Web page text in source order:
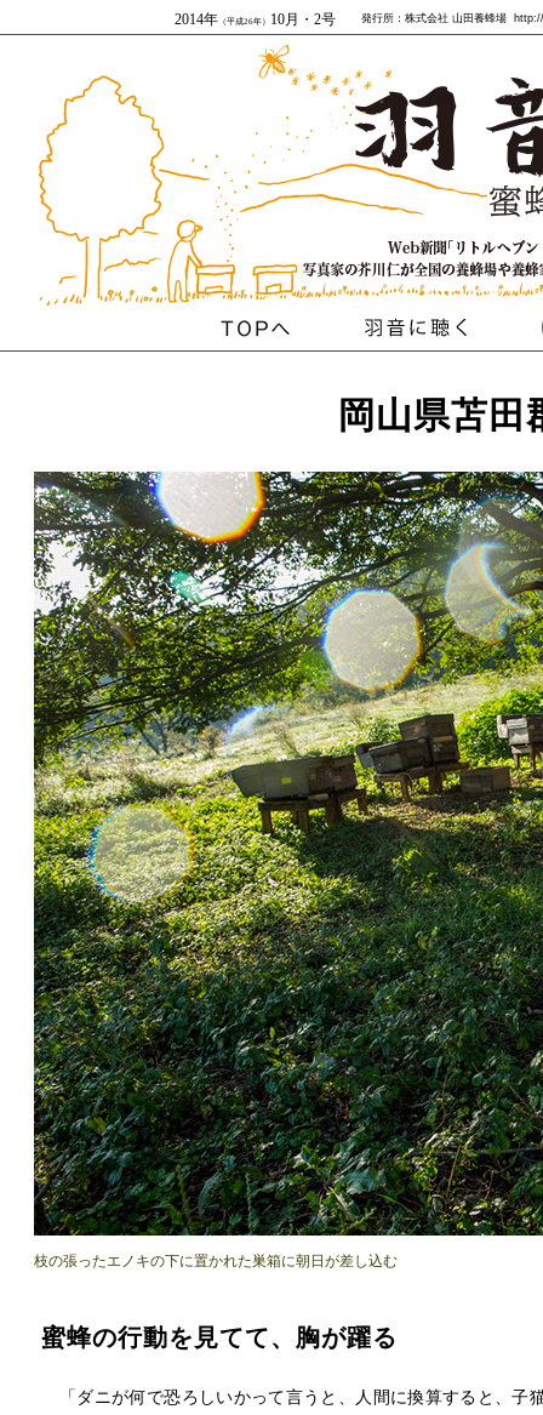
2014年 （平成26年） 10月・2号 発行所：株式会社 山田養蜂場
岡山県苫
枝の張ったエノキの下に置かれた巣箱に朝日が差し込む
蜜蜂の行動を見てて、胸が躍る
「ダニが何で恐ろしいかって言うと、人間に換算すると、子